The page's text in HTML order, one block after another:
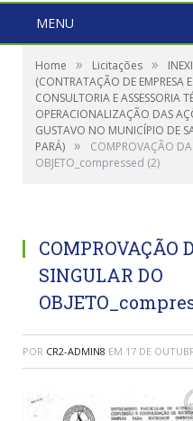
MENU
Home » Licitações »
(CONTRATAÇÃO DE EMPRESA
CONSULTORIA E ASSESSORIA
OPERACIONALIZAÇÃO DAS
GUSTAVO NO MUNICÍPIO DE
PARÁ) »
COMPROVAÇÃO
OBJETO_compressed (2)
COMPROVAÇÃO
SINGULAR DO
POR CR2-ADMIN8 EM 17 DE